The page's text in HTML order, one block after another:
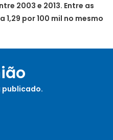
2003 e 2013. Entre as
1,29 por 100 mil no mesmo
publicado.